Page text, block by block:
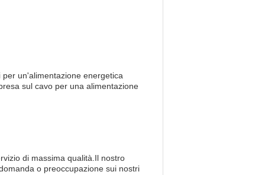
un'alimentazione energetica
sul cavo per una alimentazione
di massima qualità.Il nostro
o preoccupazione sui nostri